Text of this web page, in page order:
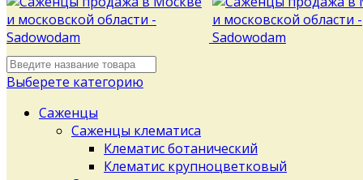
Выберете категорию
Саженцы
Саженцы клематиса
Клематис ботанический
Клематис крупноцветковый